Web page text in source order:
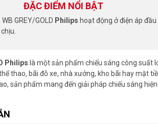
ĐẶC ĐIỂM NỔI BẬT
GREY/GOLD Philips hoạt động ở điện áp
Philips là một sản phẩm chiếu sáng công suất
thao, bãi đỗ xe, nhà xưởng, kho bãi hay mặt
sản phẩm mang đến giải pháp chiếu sáng